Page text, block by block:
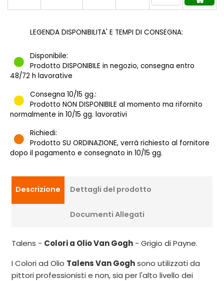
LEGENDA DISPONIBILITA' E TEMPI DI CONSEGNA:
Disponibile:
Prodotto DISPONIBILE in negozio, consegna entro
48/72 h lavorative
Consegna 10/15 gg.:
Prodotto NON DISPONIBILE al momento ma rifornito
normalmente in 10/15 gg. lavorativi
Richiedi:
Prodotto SU ORDINAZIONE, verrà richiesto al fornitore
dopo il pagamento e consegnato in 10/15 gg.
Descrizione Dettagli del prodotto
Documenti Allegati
Talens - Colori a Olio Van Gogh - Grigio di Payne.
I Colori ad Olio Talens Van Goghsono utilizzati da
pittori professionisti e non, sia per l'alto livello dei